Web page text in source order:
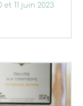
et 11 juin 2023